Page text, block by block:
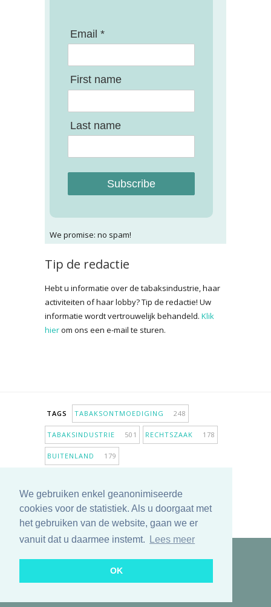
We gebruiken enkel geanonimiseerde
cookies voor de statistiek. Als u doorgaat met
het gebruiken van de website, gaan we er
vanuit dat u daarmee instemt.
Lees meer
OK
Email *
First name
Last name
Subscribe
We promise: no spam!
Tip de redactie
Hebt u informatie over de tabaksindustrie, haar
activiteiten of haar lobby? Tip de redactie! Uw
informatie wordt vertrouwelijk behandeld. Klik
hierom ons een e-mail te sturen.
TAGS TABAKSONTMOEDIGING 248
TABAKSINDUSTRIE 501 RECHTSZAAK 178
BUITENLAND 179
ANTIROOKBELEID306 ONDERZOEK
MEER TAGS TONEN
Copyright © 2025 TabakNee - Rookpreventie Jeugd